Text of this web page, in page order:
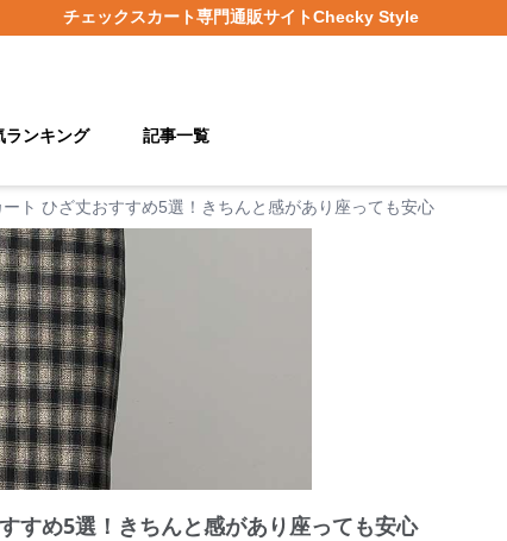
チェックスカート専門通販サイトChecky Style
ランキング 記事一覧
ト ひざ丈おすすめ5選！きちんと感があり座っても安心
すめ5選！きちんと感があり座っても安心